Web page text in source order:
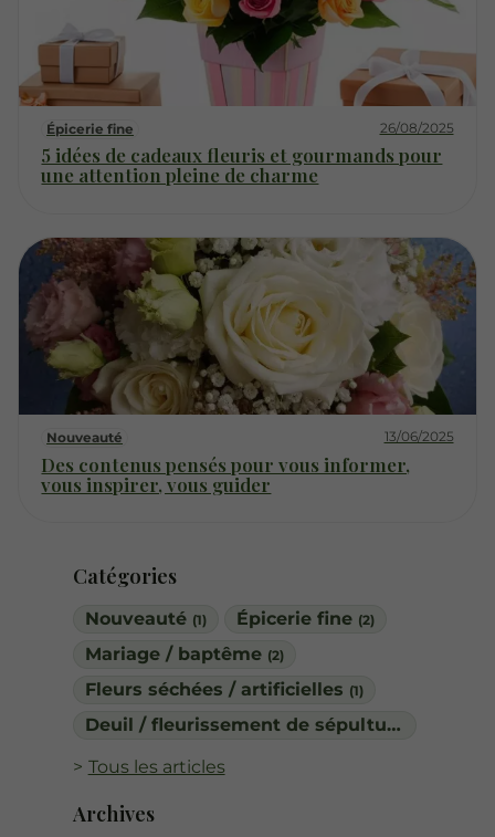
Catégories
Nouveauté (1) Épicerie fine (2)
Mariage / baptême (2)
Fleurs séchées / artificielles (1)
Deuil / fleurissement de sépulture
Tous les articles
Archives
Épicerie fine 26/08/2025
5 idées de cadeaux fleuris et gourmands pour
une attention pleine de charme
Nouveauté 13/06/2025
Des contenus pensés pour vous informer,
vous inspirer, vous guider